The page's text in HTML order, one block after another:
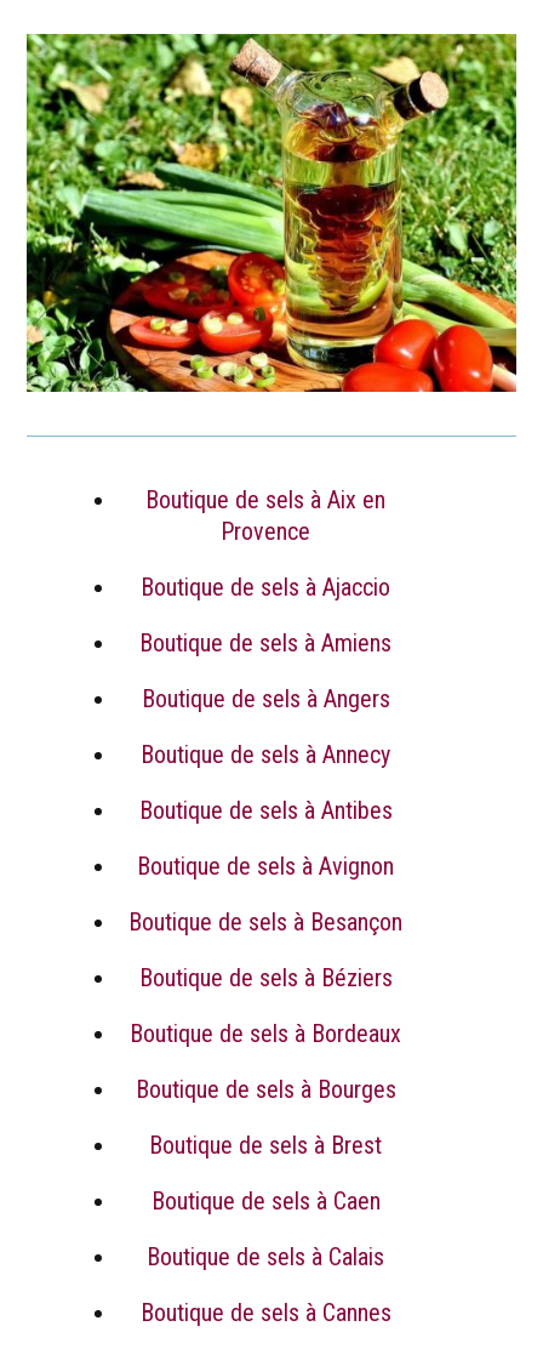
Boutique de sels à Aix en
Provence
Boutique de sels à Ajaccio
Boutique de sels à Amiens
Boutique de sels à Angers
Boutique de sels à Annecy
Boutique de sels à Antibes
Boutique de sels à Avignon
Boutique de sels à Besançon
Boutique de sels à Béziers
Boutique de sels à Bordeaux
Boutique de sels à Bourges
Boutique de sels à Brest
Boutique de sels à Caen
Boutique de sels à Calais
Boutique de sels à Cannes